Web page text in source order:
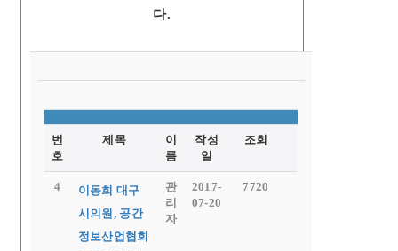
다.
번
호
제목
이
름
작성
일
조회
4
이동희 대구
시의원, 공간
정보산업협회
관
리
자
2017-
07-20
7720